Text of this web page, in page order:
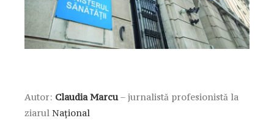
Autor: Claudia Marcu– jurnalistă profesionistă la
ziarul Național